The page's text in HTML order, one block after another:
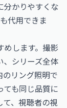
分かりやすくな
代用できま
めします。撮影
、シリーズ全体
のリング照明で
ても同じ品質に
て、視聴者の視